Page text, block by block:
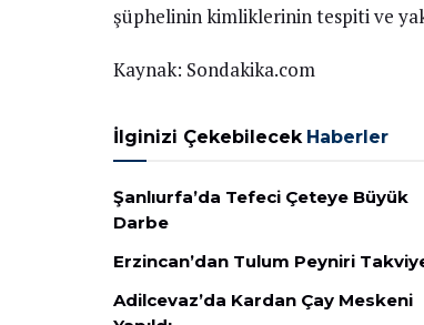
şüphelinin kimliklerinin tespiti ve
Kaynak: Sondakika.com
İlginizi Çekebilecek Haberler
Şanlıurfa’da Tefeci Çeteye Büyük
Darbe
Erzincan’dan Tulum Peyniri
Adilcevaz’da Kardan Çay Meskeni